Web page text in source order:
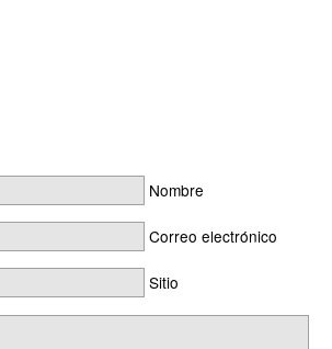
Nombre
Correo electrónico
Sitio